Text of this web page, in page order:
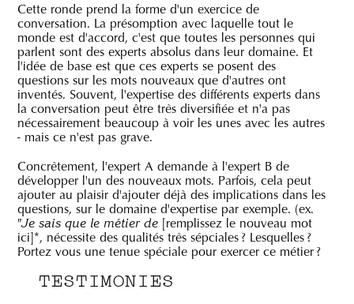
Cette ronde prend la forme d'un exercice de
conversation. La présomption avec laquelle tout le
monde est d'accord, c'est que toutes les personnes qui
parlent sont des experts absolus dans leur domaine. Et
l'idée de base est que ces experts se posent des
questions sur les mots nouveaux que d'autres ont
inventés. Souvent, l'expertise des différents experts dans
la conversation peut être très diversifiée et n'a pas
nécessairement beaucoup à voir les unes avec les autres
- mais ce n'est pas grave.
Concrètement, l'expert A demande à l'expert B de
développer l'un des nouveaux mots. Parfois, cela peut
ajouter au plaisir d'ajouter déjà des implications dans les
questions, sur le domaine d'expertise par exemple. (ex.
"Je sais que le métier de [remplissez le nouveau mot
ici]*, nécessite des qualités très sépciales ? Lesquelles ?
Portez vous une tenue spéciale pour exercer ce métier ?
TESTIMONIES